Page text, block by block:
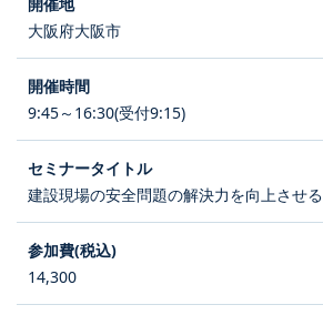
大阪府大阪市
9:45～16:30(受付9:15)
建設現場の安全問題の解決力を向上させる
14,300